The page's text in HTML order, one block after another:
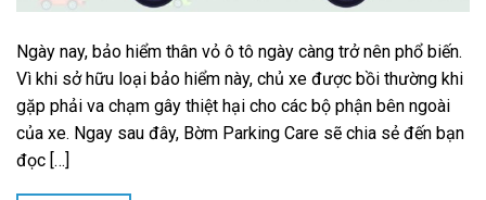
Ngày nay, bảo hiểm thân vỏ ô tô ngày càng trở nên phổ biến.
Vì khi sở hữu loại bảo hiểm này, chủ xe được bồi thường khi
gặp phải va chạm gây thiệt hại cho các bộ phận bên ngoài
của xe. Ngay sau đây, Bờm Parking Care sẽ chia sẻ đến bạn
đọc […]